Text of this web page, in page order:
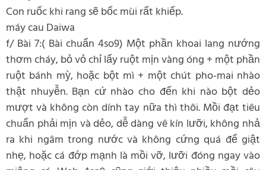
Con ruốc khi rang sẽ bốc mùi rất khiếp.
máy cau Daiwa
f/ Bài 7:( Bài chuẩn 4so9) Một phần khoai lang nướng
thơm cháy, bỏ vỏ chỉ lấy ruột mịn vàng óng + một phần
ruột bánh mỳ, hoặc bột mì + một chút pho-mai nhào
thật nhuyễn. Bạn cứ nhào cho đến khi nào bột dẻo
mượt và không còn dính tay nữa thì thôi. Mồi đạt tiêu
chuẩn phải mịn và dẻo, dễ dàng vê kín lưỡi, không nhả
ra khi ngâm trong nước và không cứng quá để giật
nhẹ, hoặc cá đớp mạnh là mồi vỡ, lưỡi đóng ngay vào